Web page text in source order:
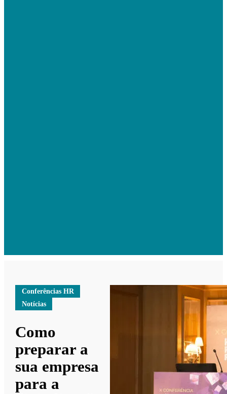
Conferências HR
Notícias
Como
preparar a
sua empresa
para a